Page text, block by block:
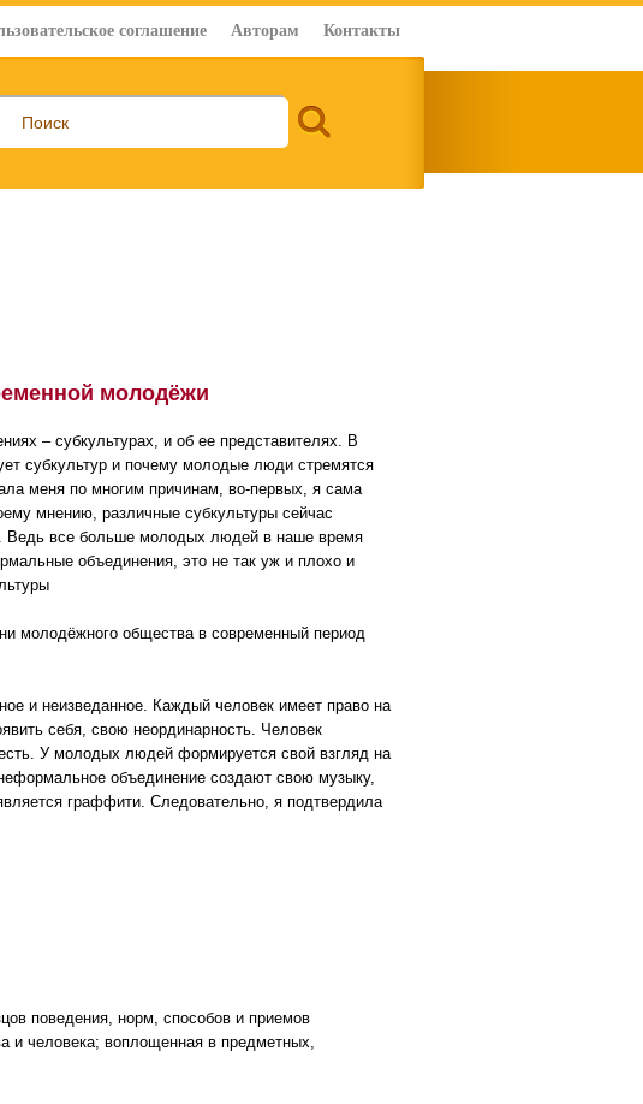
соглашение Авторам Контакты
молодёжи
– субкультурах, и об ее представителях. В
субкультур и почему молодые люди стремятся
меня по многим причинам, во-первых, я сама
мнению, различные субкультуры сейчас
Ведь все больше молодых людей в наше время
объединения, это не так уж и плохо и
молодёжного общества в современный период
и неизведанное. Каждый человек имеет право на
себя, свою неординарность. Человек
У молодых людей формируется свой взгляд на
объединение создают свою музыку,
граффити. Следовательно, я подтвердила
поведения, норм, способов и приемов
и человека; воплощенная в предметных,